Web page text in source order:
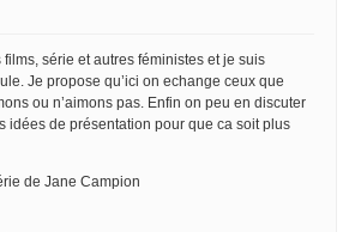
série et autres féministes et je suis
Je propose qu’ici on echange ceux que
ou n’aimons pas. Enfin on peu en discuter
idées de présentation pour que ca soit plus
de Jane Campion